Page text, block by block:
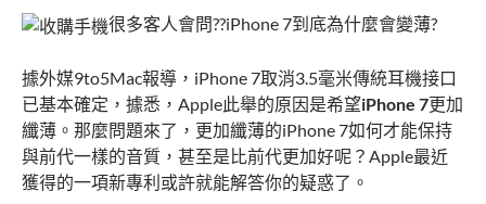
很多客人會問??iPhone 7到底為什麼會變薄?
據外媒9to5Mac報導，iPhone 7取消3.5毫米傳統耳機接口
已基本確定，據悉，Apple此舉的原因是希望iPhone 7更加
纖薄。那麼問題來了，更加纖薄的iPhone 7如何才能保持
與前代一樣的音質，甚至是比前代更加好呢？Apple最近
獲得的一項新專利或許就能解答你的疑惑了。